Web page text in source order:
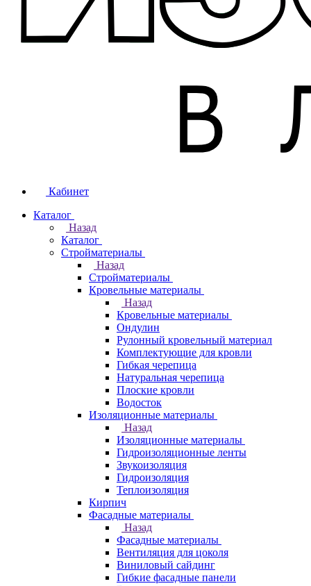
Кабинет
Каталог
Назад
Каталог
Стройматериалы
Назад
Стройматериалы
Кровельные материалы
Назад
Кровельные материалы
Ондулин
Рулонный кровельный материал
Комплектующие для кровли
Гибкая черепица
Натуральная черепица
Плоские кровли
Водосток
Изоляционные материалы
Назад
Изоляционные материалы
Гидроизоляционные ленты
Звукоизоляция
Гидроизоляция
Теплоизоляция
Кирпич
Фасадные материалы
Назад
Фасадные материалы
Вентиляция для цоколя
Виниловый сайдинг
Гибкие фасадные панели